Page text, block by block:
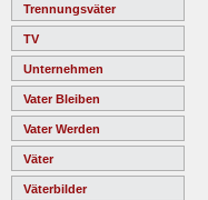
Trennungsväter
TV
Unternehmen
Vater Bleiben
Vater Werden
Väter
Väterbilder